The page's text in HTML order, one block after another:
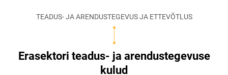
TEADUS- JA ARENDUSTEGEVUS JA ETTEVÕTLUS
Erasektori teadus- ja arendustegevuse
kulud